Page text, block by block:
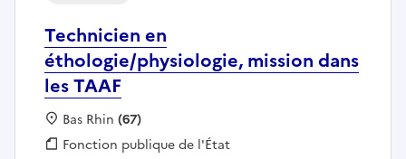
Technicien en
éthologie/physiologie, mission dans
les TAAF
Localisation :
Bas Rhin (67)
Fonction publique :
Fonction publique de l'État